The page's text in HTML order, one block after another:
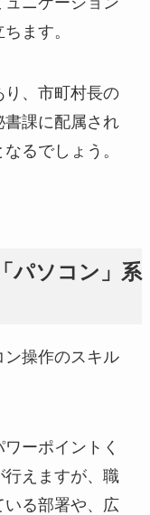
ます。
り、市町村長の
課に配属され
るでしょう。
パソコン」系
操作のスキル
ーポイントく
行えますが、職
いる部署や、広